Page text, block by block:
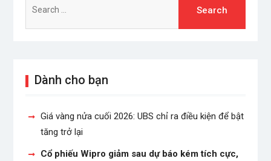
for:
Dành cho bạn
Giá vàng nửa cuối 2026: UBS chỉ ra điều kiện để bật
tăng trở lại
Cổ phiếu Wipro giảm sau dự báo kém tích cực,